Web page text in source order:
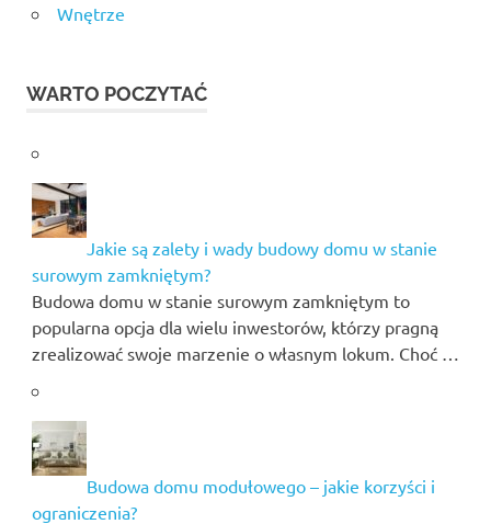
Wnętrze
WARTO POCZYTAĆ
Jakie są zalety i wady budowy domu w stanie
surowym zamkniętym?
Budowa domu w stanie surowym zamkniętym to
popularna opcja dla wielu inwestorów, którzy pragną
zrealizować swoje marzenie o własnym lokum. Choć …
Budowa domu modułowego – jakie korzyści i
ograniczenia?